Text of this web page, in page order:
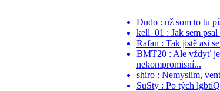
Dudo : už som to tu
kell_01 : Jak sem
Rafan : Tak jistě asi
BMT20 : Ale vždyť je
nekompromisní...
shiro : Nemyslim,
SuSty : Po tých